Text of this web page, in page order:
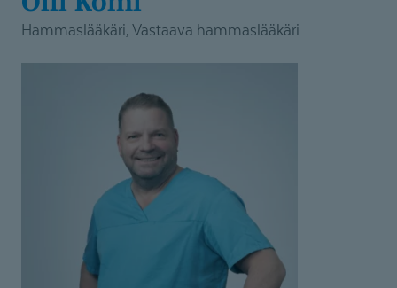
Hammaslääkäri, Vastaava hammaslääkäri